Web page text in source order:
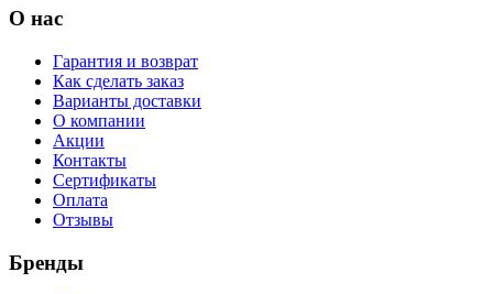
О нас
Гарантия и возврат
Как сделать заказ
Варианты доставки
О компании
Акции
Контакты
Сертификаты
Оплата
Отзывы
Бренды